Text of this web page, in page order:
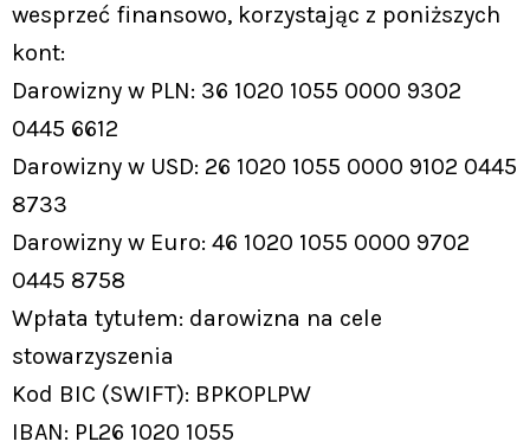
wesprzeć finansowo, korzystając z poniższych
kont:
Darowizny w PLN: 36 1020 1055 0000 9302
0445 6612
Darowizny w USD: 26 1020 1055 0000 9102 0445
8733
Darowizny w Euro: 46 1020 1055 0000 9702
0445 8758
Wpłata tytułem: darowizna na cele
stowarzyszenia
Kod BIC (SWIFT): BPKOPLPW
IBAN: PL26 1020 1055